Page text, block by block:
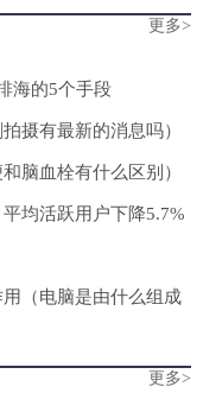
更多>
海的5个手段
摄有最新的消息吗）
脑血栓有什么区别）
均活跃用户下降5.7%
（电脑是由什么组成
更多>